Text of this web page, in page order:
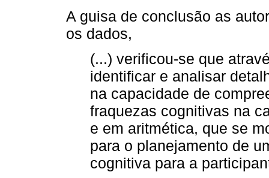
A guisa de conclusão as
os dados,
(...) verificou-se que
identificar e analisar
na capacidade de
fraquezas cognitivas na
e em aritmética, que se
para o planejamento de
cognitiva para a